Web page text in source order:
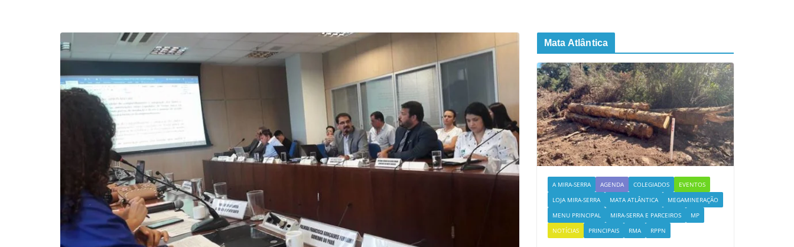
Mata Atlântica
A MIRA-SERRA AGENDA COLEGIADOS
EVENTOS
LOJA MIRA-SERRA
MATA ATLÂNTICA
MEGAMINERAÇÃO
MENU PRINCIPAL
MIRA-SERRA E PARCEIROS
MP
NOTÍCIAS
PRINCIPAIS RMA RPPN